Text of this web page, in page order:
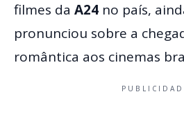
filmes da A24 no país,
pronunciou sobre a
romântica aos cinemas